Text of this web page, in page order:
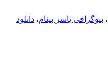
، بیوگرافی یاسر بینام، دانلود